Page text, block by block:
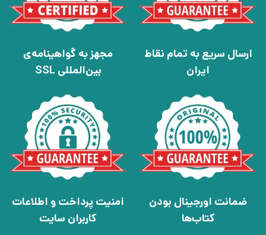
ارسال سریع به تمام نقاط
ایران
مجهز به گواهینامه‌ی
بین‌المللی SSL
ضمانت اورجینال بودن
کتاب‌ها
امنیت پرداخت و اطلاعات
کاربران سایت